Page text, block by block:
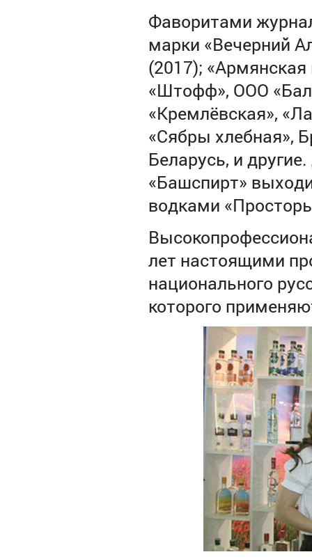
Фаворитами
марки «Вечерний
(2017);
«Штофф», ООО
«Кремлёвская»,
«Сябры хлебная»,
Беларусь, и
«Башспирт»
водками
лет настоящими
национального
которого